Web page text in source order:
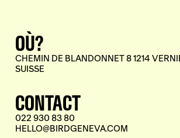
OÙ?
CHEMIN DE BLANDONNET 8 1214
SUISSE
CONTACT
022 930 83 80
HELLO@BIRDGENEVA.COM